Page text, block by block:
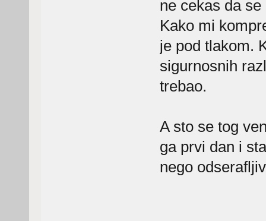
ne cekas da se
Kako mi
je pod tlakom.
sigurnosnih
trebao.
A sto se tog
ga prvi dan i
nego